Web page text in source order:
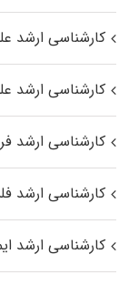
کارشناسی ارشد
کارشناسی ارشد
کارشناسی ارشد
کارشناسی ارشد
کارشناسی ارشد